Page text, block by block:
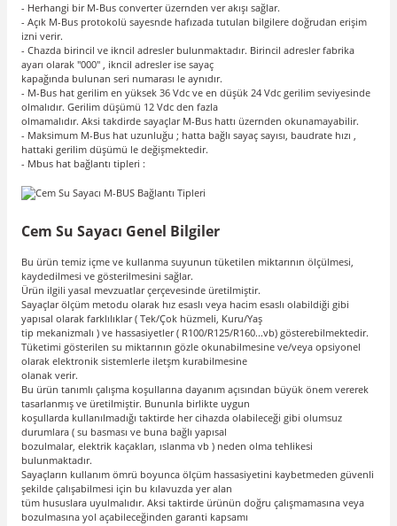
- Herhangi bir M-Bus converter üzernden ver akışı sağlar.
- Açık M-Bus protokolü sayesnde hafızada tutulan bilgilere doğrudan erişim
izni verir.
- Chazda birincil ve ikncil adresler bulunmaktadır. Birincil adresler fabrika
ayarı olarak "000" , ikncil adresler ise sayaç
kapağında bulunan seri numarası le aynıdır.
- M-Bus hat gerilim en yüksek 36 Vdc ve en düşük 24 Vdc gerilim seviyesinde
olmalıdır. Gerilim düşümü 12 Vdc den fazla
olmamalıdır. Aksi takdirde sayaçlar M-Bus hattı üzernden okunamayabilir.
- Maksimum M-Bus hat uzunluğu ; hatta bağlı sayaç sayısı, baudrate hızı ,
hattaki gerilim düşümü le değişmektedir.
- Mbus hat bağlantı tipleri :
Cem Su Sayacı Genel Bilgiler
Bu ürün temiz içme ve kullanma suyunun tüketilen miktarının ölçülmesi,
kaydedilmesi ve gösterilmesini sağlar.
Ürün ilgili yasal mevzuatlar çerçevesinde üretilmiştir.
Sayaçlar ölçüm metodu olarak hız esaslı veya hacim esaslı olabildiği gibi
yapısal olarak farklılıklar ( Tek/Çok hüzmeli, Kuru/Yaş
tip mekanizmalı ) ve hassasiyetler ( R100/R125/R160...vb) gösterebilmektedir.
Tüketimi gösterilen su miktarının gözle okunabilmesine ve/veya opsiyonel
olarak elektronik sistemlerle iletşm kurabilmesine
olanak verir.
Bu ürün tanımlı çalışma koşullarına dayanım açısından büyük önem vererek
tasarlanmış ve üretilmiştir. Bununla birlikte uygun
koşullarda kullanılmadığı taktirde her cihazda olabileceği gibi olumsuz
durumlara ( su basması ve buna bağlı yapısal
bozulmalar, elektrik kaçakları, ıslanma vb ) neden olma tehlikesi
bulunmaktadır.
Sayaçların kullanım ömrü boyunca ölçüm hassasiyetini kaybetmeden güvenli
şekilde çalışabilmesi için bu kılavuzda yer alan
tüm hususlara uyulmalıdır. Aksi taktirde ürünün doğru çalışmamasına veya
bozulmasına yol açabileceğinden garanti kapsamı